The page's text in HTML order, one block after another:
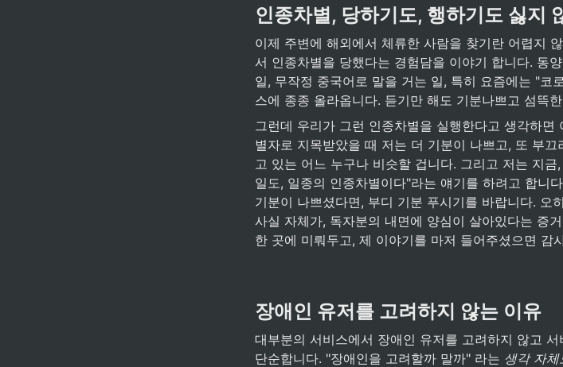
인종차별, 당하기도, 행하기도 싫지
이제 주변에 해외에서 체류한 사람을 찾기란 어렵지
서 인종차별을 당했다는 경험담을 이야기 합니다. 동
일, 무작정 중국어로 말을 거는 일, 특히 요즘에는 "코
스에 종종 올라옵니다. 듣기만 해도 기분나쁘고 섬뜩
그런데 우리가 그런 인종차별을 실행한다고 생각하
별자로 지목받았을 때 저는 더 기분이 나쁘고, 또 부
고 있는 어느 누구나 비슷할 겁니다. 그리고 저는 지금
일도, 일종의 인종차별이다"라는 얘기를 하려고 합니
기분이 나쁘셨다면, 부디 기분 푸시기를 바랍니다. 오
사실 자체가, 독자분의 내면에 양심이 살아있다는 증
한 곳에 미뤄두고, 제 이야기를 마저 들어주셨으면 감
장애인 유저를 고려하지 않는 이유
대부분의 서비스에서 장애인 유저를 고려하지 않고
단순합니다. "장애인을 고려할까 말까" 라는 생각 자